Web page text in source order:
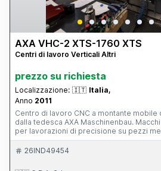
AXA VHC-2 XTS-1760 XTS
Centri di lavoro Verticali Altri
prezzo su richiesta
Localizzazione: 🇮🇹 Italia,
Anno 2011
Centro di lavoro CNC a montante mobile
dalla tedesca AXA Maschinenbau.
per lavorazioni di precisione su pezzi
particolarmente diffusa nei settori:
aerospaziale; energia; costruzione
a un classico centro verticale a tavola
26IND49454